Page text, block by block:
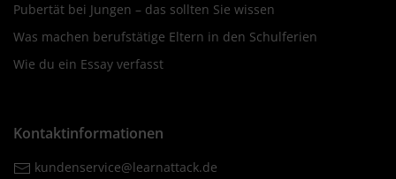
Pubertät bei Jungen – das sollten Sie wissen
Was machen berufstätige Eltern in den Schulferien
Wie du ein Essay verfasst
Kontaktinformationen
kundenservice@learnattack.de